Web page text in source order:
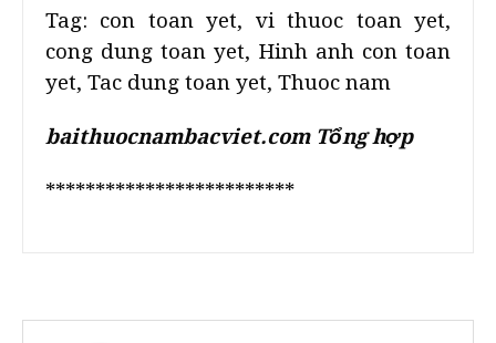
Tag: con toan yet, vi thuoc toan yet,
cong dung toan yet, Hinh anh con toan
yet, Tac dung toan yet, Thuoc nam
baithuocnambacviet.com Tổng hợp
*************************